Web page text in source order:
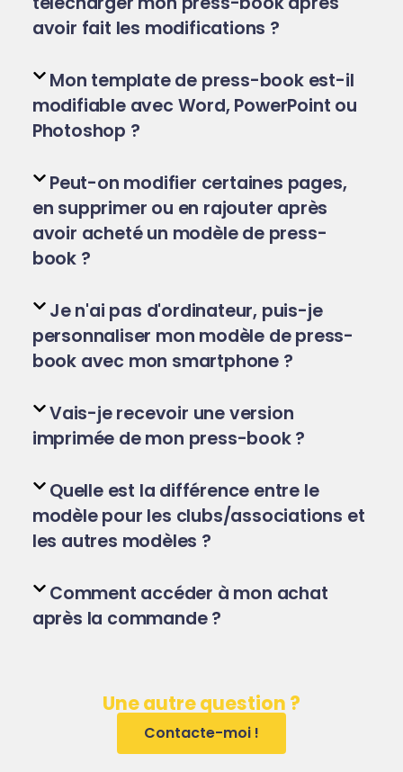
avoir fait les modifications ?
Mon template de press-book est-il
modifiable avec Word, PowerPoint ou
Photoshop ?
Peut-on modifier certaines pages,
en supprimer ou en rajouter après
avoir acheté un modèle de press-
book ?
Je n'ai pas d'ordinateur, puis-je
personnaliser mon modèle de press-
book avec mon smartphone ?
Vais-je recevoir une version
imprimée de mon press-book ?
Quelle est la différence entre le
modèle pour les clubs/associations et
les autres modèles ?
Comment accéder à mon achat
après la commande ?
Une autre question ?
Contacte-moi !